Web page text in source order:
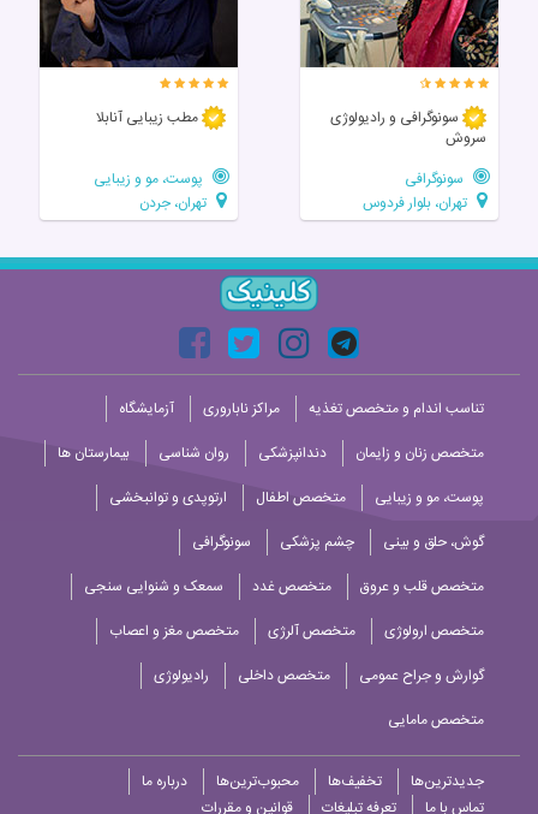
سونوگرافی و رادیولوژی
سروش
سونوگرافی
تهران، بلوار فردوس
مطب زیبایی آنابلا
پوست، مو و زیبایی
تهران، جردن
تناسب اندام و متخصص تغذیه مراکز ناباروری
آزمایشگاه
متخصص زنان و زایمان
دندانپزشکی روان شناسی
بیمارستان ها
پوست، مو و زیبایی
متخصص اطفال
ارتوپدی و توانبخشی
گوش، حلق و بینی
چشم پزشکی
سونوگرافی
متخصص قلب و عروق
متخصص غدد
سمعک و شنوایی سنجی
متخصص ارولوژی
متخصص آلرژی
متخصص مغز و اعصاب
گوارش و جراح عمومی
متخصص داخلی
رادیولوژی
متخصص مامایی
جدیدترین‌ها تخفیف‌ها محبوب‌ترین‌ها
درباره ما
تماس با ما
تعرفه تبلیغات قوانین و مقررات